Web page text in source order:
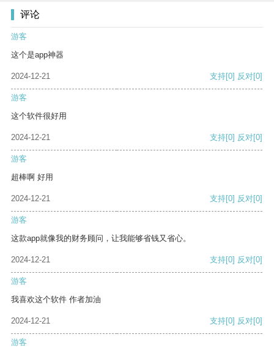
评论
游客
这个是app神器
2024-12-21 支持[0] 反对[0]
游客
这个软件很好用
2024-12-21 支持[0] 反对[0]
游客
超棒啊 好用
2024-12-21 支持[0] 反对[0]
游客
这款app就像我的财务顾问，让我能够省钱又省心。
2024-12-21 支持[0] 反对[0]
游客
我喜欢这个软件 作者加油
2024-12-21 支持[0] 反对[0]
游客